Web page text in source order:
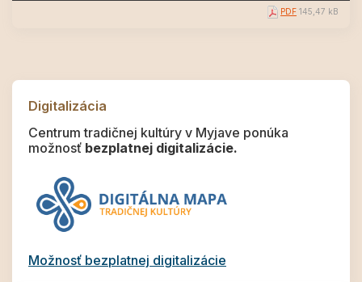
PDF 145,47 kB
Digitalizácia
Centrum tradičnej kultúry v Myjave ponúka
možnosť bezplatnej digitalizácie.
Možnosť bezplatnej digitalizácie